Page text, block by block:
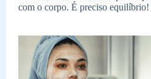
com o corpo. É preciso equilíbrio!